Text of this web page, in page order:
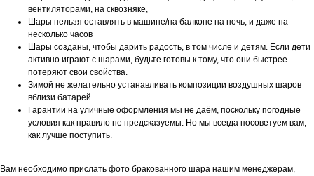
вентиляторами, на сквозняке,
Шары нельзя оставлять в машине/на балконе на ночь, и даже на
несколько часов
Шары созданы, чтобы дарить радость, в том числе и детям. Если дети
активно играют с шарами, будьте готовы к тому, что они быстрее
потеряют свои свойства.
Зимой не желательно устанавливать композиции воздушных шаров
вблизи батарей.
Гарантии на уличные оформления мы не даём, поскольку погодные
условия как правило не предсказуемы. Но мы всегда посоветуем вам,
как лучше поступить.
Вам необходимо прислать фото бракованного шара нашим менеджерам,